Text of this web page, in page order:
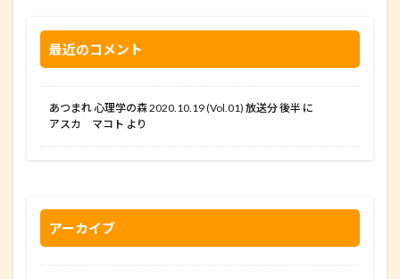
最近のコメント
あつまれ 心理学の森 2020.10.19 (Vol.01) 放送分 後半 に
アスカ マコト より
アーカイブ